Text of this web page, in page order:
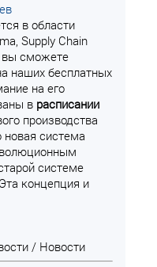
в области
Supply Chain
вы сможете
наших бесплатных
на его
в расписании
производства
система
системе
концепция и
/ Новости